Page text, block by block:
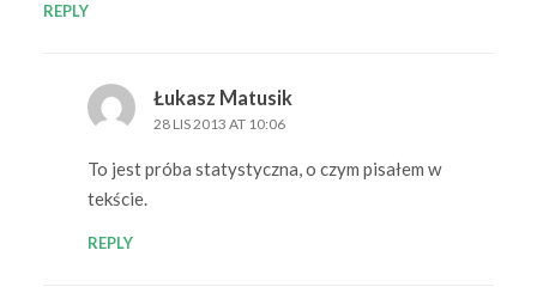
REPLY
Łukasz Matusik
28 LIS 2013 AT 10:06
To jest próba statystyczna, o czym pisałem w
tekście.
REPLY